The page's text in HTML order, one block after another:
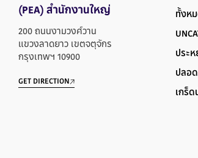
(PEA) สำนักงานใหญ่
200 ถนนงามวงศ์วาน
แขวงลาดยาว เขตจตุจักร
กรุงเทพฯ 10900
GET DIRECTION
ทั้งห
ประ
ปลอ
เกร็ด